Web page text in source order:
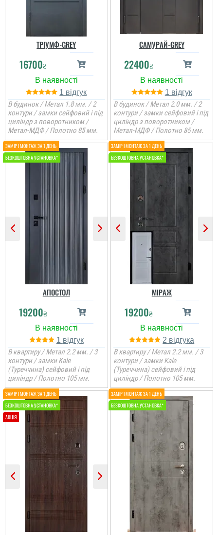
ТРІУМФ-GREY
16700₴
1
В будинок / Метал 1.8 мм. / 2
контури / замки сейфовий і під
циліндр з поворотником /
Метал-МДФ / Полотно 85 мм.
Сподобалось те, що
САМУРАЙ-GREY
22400₴
1
В будинок / Метал 2.0 мм. / 2
контури / замки сейфовий і під
циліндр з поворотником /
Метал-МДФ / Полотно 85 мм.
Дякую за встановлені
виконали складний
АПОСТОЛ
19200₴
1
В квартиру / Метал 2.2 мм. / 3
контури / замки Kale
(Туреччина) сейфовий і під
циліндр / Полотно 105 мм.
МІРАЖ
19200₴
2
В квартиру / Метал 2.2 мм. / 3
контури / замки Kale
(Туреччина) сейфовий і під
циліндр / Полотно 105 мм.